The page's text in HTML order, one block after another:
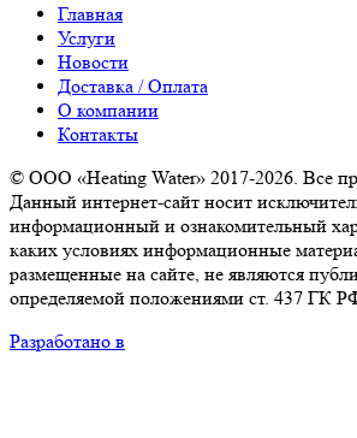
Главная
Услуги
Новости
Доставка / Оплата
О компании
Контакты
© ООО «Heating Water» 2017-2026. Все
Данный интернет-сайт носит
информационный и ознакомительный
каких условиях информационные
размещенные на сайте, не являются
определяемой положениями ст. 437 ГК
Разработано в